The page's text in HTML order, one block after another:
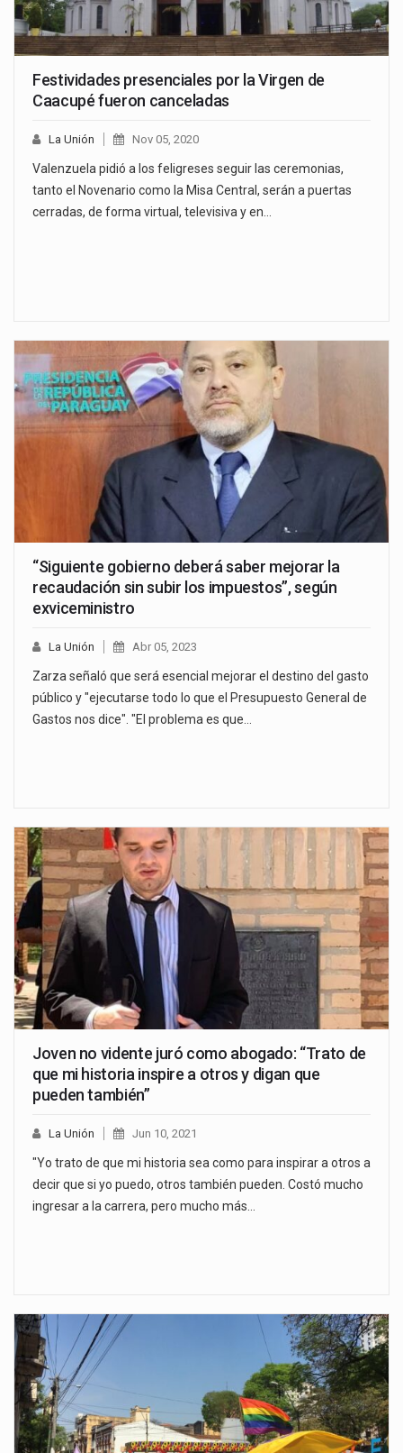
Festividades presenciales por la Virgen de
Caacupé fueron canceladas
La Unión Nov 05, 2020
Valenzuela pidió a los feligreses seguir las ceremonias,
tanto el Novenario como la Misa Central, serán a puertas
cerradas, de forma virtual, televisiva y en…
“Siguiente gobierno deberá saber mejorar la
recaudación sin subir los impuestos”, según
exviceministro
La Unión Abr 05, 2023
Zarza señaló que será esencial mejorar el destino del gasto
público y "ejecutarse todo lo que el Presupuesto General de
Gastos nos dice". "El problema es que…
Joven no vidente juró como abogado: “Trato de
que mi historia inspire a otros y digan que
pueden también”
La Unión Jun 10, 2021
"Yo trato de que mi historia sea como para inspirar a otros a
decir que si yo puedo, otros también pueden. Costó mucho
ingresar a la carrera, pero mucho más…